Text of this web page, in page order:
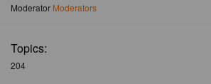
Moderator Moderators
Topics:
204